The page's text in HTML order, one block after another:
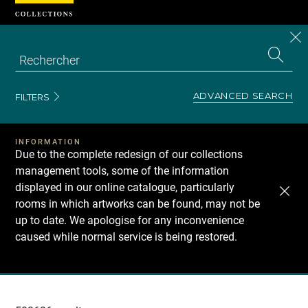
FILTERS ADVANCED SEARCH
INFORMATION
Due to the complete redesign of our collections
management tools, some of the information
displayed in our online catalogue, particularly
rooms in which artworks can be found, may not be
up to date. We apologise for any inconvenience
caused while normal service is being restored.
Recherche
Cookies management panel